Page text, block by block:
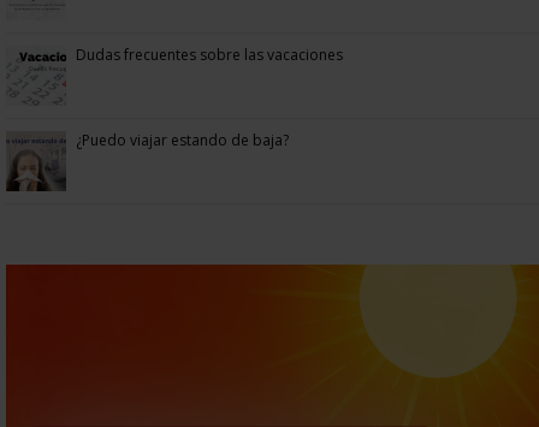
Dudas frecuentes sobre las vacaciones
¿Puedo viajar estando de baja?